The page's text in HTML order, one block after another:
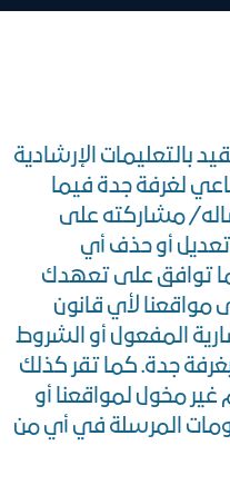
بالتعليمات الإرشادية
لغرفة جدة فيما
مشاركته على
تعديل أو حذف أي
توافق على تعهدك
لأي قانون
المفعول أو الشروط
جدة. كما تقر كذلك
غير مخول لمواقعنا أو
المرسلة في أي من